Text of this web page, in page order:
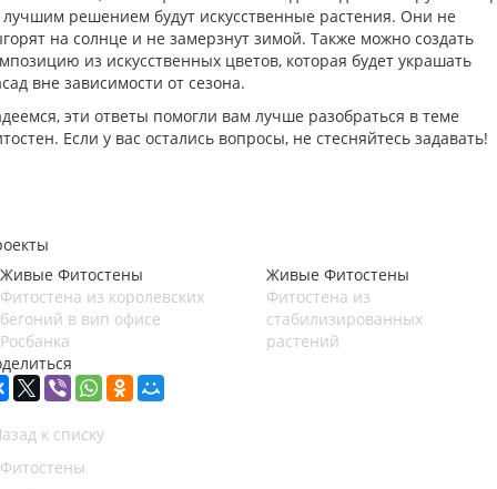
лучшим решением будут искусственные растения. Они не
на солнце и не замерзнут зимой. Также можно создать
из искусственных цветов, которая будет украшать
вне зависимости от сезона.
эти ответы помогли вам лучше разобраться в теме
Если у вас остались вопросы, не стесняйтесь задавать!
Живые Фитостены
Фитостена из королевских
бегоний в вип офисе
Росбанка
Живые Фитостены
Фитостена из
стабилизированных
растений
к списку
Фитостены